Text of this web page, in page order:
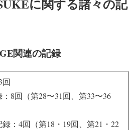
に関する諸々の記
関連の記録
回
8回（第28〜31回、第33〜36
：4回（第18・19回、第21・22